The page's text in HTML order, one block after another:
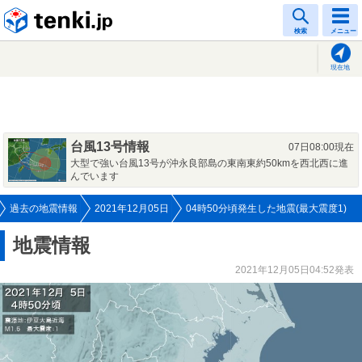
検索 メニュー
現在地
台風13号情報
07日08:00現在
大型で強い台風13号が沖永良部島の東南東約50kmを西北西に進
んでいます
過去の地震情報 2021年12月05日 04時50分頃発生した地震(最大震度1)
地震情報
2021年12月05日04:52発表